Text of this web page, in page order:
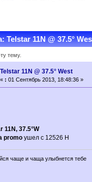
Telstar 11N @ 37.5°
тему.
Telstar 11N @ 37.5° West
« : 01 Сентябрь 2013, 18:48:36 »
11N, 37.5°W
promoушел с 12526 H
чаще и чаща улыбнется тебе